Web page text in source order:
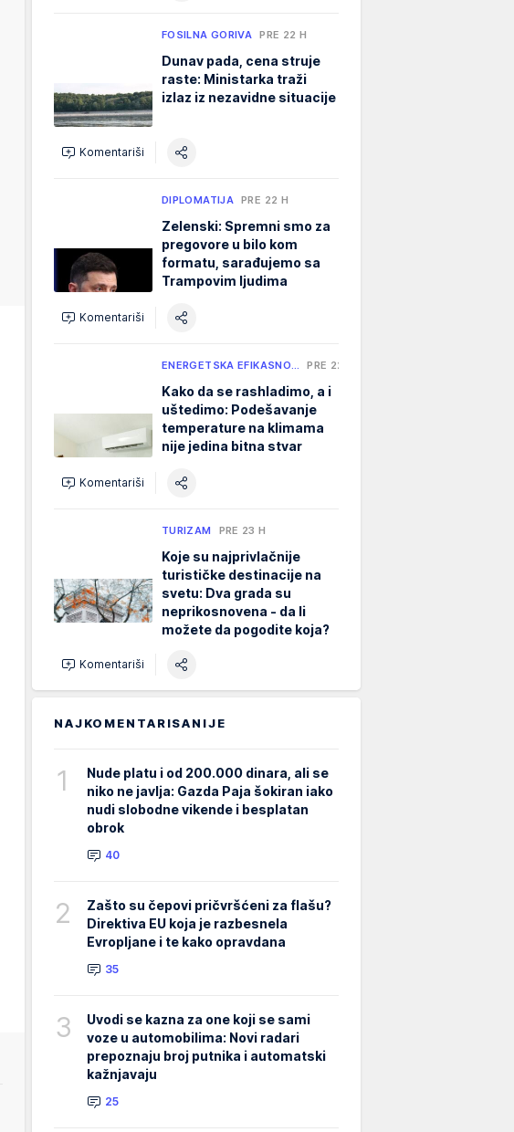
FOSILNA GORIVA PRE 22 H
Dunav pada, cena struje
raste: Ministarka traži
izlaz iz nezavidne situacije
Komentariši
DIPLOMATIJA PRE 22 H
Zelenski: Spremni smo za
pregovore u bilo kom
formatu, sarađujemo sa
Trampovim ljudima
Komentariši
ENERGETSKA EFIKASNO… PRE 22 H
Kako da se rashladimo, a i
uštedimo: Podešavanje
temperature na klimama
nije jedina bitna stvar
Komentariši
TURIZAM PRE 23 H
Koje su najprivlačnije
turističke destinacije na
svetu: Dva grada su
neprikosnovena - da li
možete da pogodite koja?
Komentariši
NAJKOMENTARISANIJE
1
Nude platu i od 200.000 dinara, ali se
niko ne javlja: Gazda Paja šokiran iako
nudi slobodne vikende i besplatan
obrok
40
2
Zašto su čepovi pričvršćeni za flašu?
Direktiva EU koja je razbesnela
Evropljane i te kako opravdana
35
3
Uvodi se kazna za one koji se sami
voze u automobilima: Novi radari
prepoznaju broj putnika i automatski
kažnjavaju
25